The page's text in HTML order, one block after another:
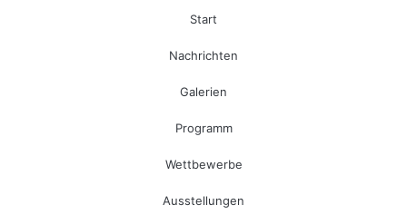
Start
Nachrichten
Galerien
Programm
Wettbewerbe
Ausstellungen